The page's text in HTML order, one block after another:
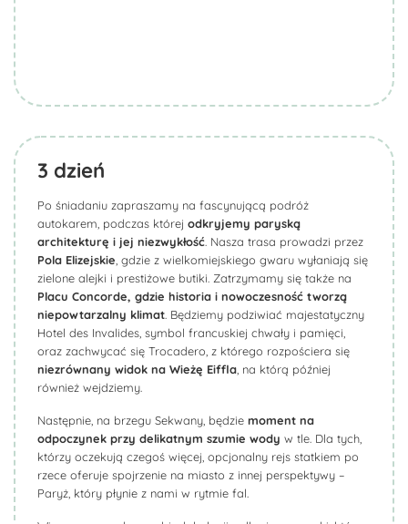
3 dzień
Po śniadaniu zapraszamy na fascynującą podróż
autokarem, podczas której odkryjemy paryską
architekturę i jej niezwykłość . Nasza trasa prowadzi przez
Pola Elizejskie , gdzie z wielkomiejskiego gwaru wyłaniają się
zielone alejki i prestiżowe butiki. Zatrzymamy się także na
Placu Concorde, gdzie historia i nowoczesność tworzą
niepowtarzalny klimat . Będziemy podziwiać majestatyczny
Hotel des Invalides, symbol francuskiej chwały i pamięci,
oraz zachwycać się Trocadero, z którego rozpościera się
niezrównany widok na Wieżę Eiffla , na którą później
również wejdziemy.
Następnie, na brzegu Sekwany, będzie moment na
odpoczynek przy delikatnym szumie wody w tle. Dla tych,
którzy oczekują czegoś więcej, opcjonalny rejs statkiem po
rzece oferuje spojrzenie na miasto z innej perspektywy –
Paryż, który płynie z nami w rytmie fal.